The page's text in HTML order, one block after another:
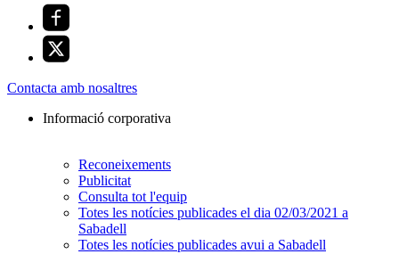
Contacta amb nosaltres
Informació corporativa
Reconeixements
Publicitat
Consulta tot l'equip
Totes les notícies publicades el dia 02/03/2021 a
Sabadell
Totes les notícies publicades avui a Sabadell